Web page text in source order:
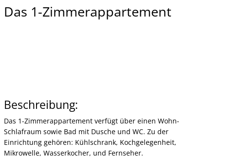
Das 1-Zimmerappartement
Beschreibung:
Das 1-Zimmerappartement verfügt über einen Wohn-
Schlafraum sowie Bad mit Dusche und WC. Zu der
Einrichtung gehören: Kühlschrank, Kochgelegenheit,
Mikrowelle, Wasserkocher, und Fernseher.